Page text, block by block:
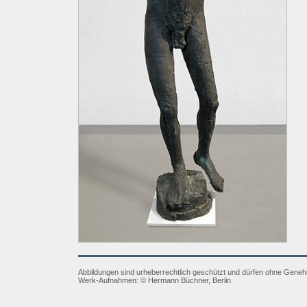
Abbildungen sind urheberrechtlich geschützt und dürfen ohne
Werk-Aufnahmen: © Hermann Büchner, Berlin